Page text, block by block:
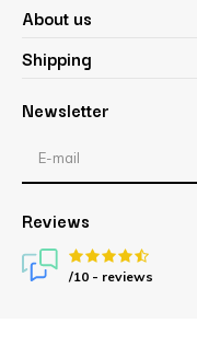
About us
Shipping
Newsletter
Reviews
/10 - reviews